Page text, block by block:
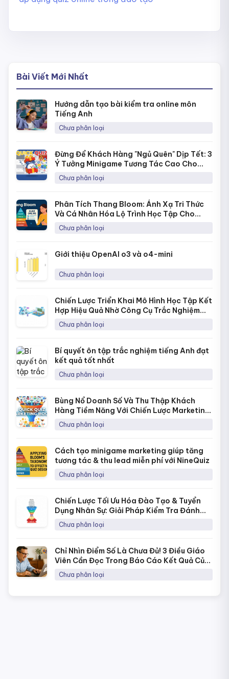
Bài Viết Mới Nhất
Hướng dẫn tạo bài kiểm tra online môn
Tiếng Anh
Chưa phân loại
Đừng Để Khách Hàng "Ngủ Quên" Dịp Tết: 3
Ý Tưởng Minigame Tương Tác Cao Cho
Fanpage Với Quick Quiz
Chưa phân loại
Phân Tích Thang Bloom: Ánh Xạ Tri Thức
Và Cá Nhân Hóa Lộ Trình Học Tập Cho
Từng Học Sinh
Chưa phân loại
Giới thiệu OpenAI o3 và o4-mini
Chưa phân loại
Chiến Lược Triển Khai Mô Hình Học Tập Kết
Hợp Hiệu Quả Nhờ Công Cụ Trắc Nghiệm
Online
Chưa phân loại
Bí quyết ôn tập trắc nghiệm tiếng Anh đạt
kết quả tốt nhất
Chưa phân loại
Bùng Nổ Doanh Số Và Thu Thập Khách
Hàng Tiềm Năng Với Chiến Lược Marketing
Bằng Quick Quiz
Chưa phân loại
Cách tạo minigame marketing giúp tăng
tương tác & thu lead miễn phí với NineQuiz
Chưa phân loại
Chiến Lược Tối Ưu Hóa Đào Tạo & Tuyển
Dụng Nhân Sự: Giải Pháp Kiểm Tra Đánh
Giá Năng Lực Thời 4.0
Chưa phân loại
Chỉ Nhìn Điểm Số Là Chưa Đủ! 3 Điều Giáo
Viên Cần Đọc Trong Báo Cáo Kết Quả Của
NineQuiz Để Hiểu Học Sinh Hơn
Chưa phân loại